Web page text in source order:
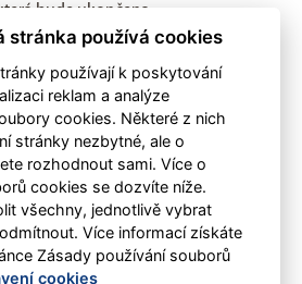
bude ukončena
den
května mohli opět
děti oslavit svůj
stránka používá cookies
používají k poskytování
reklam a analýze
cookies. Některé z nich
stránky nezbytné, ale o
rozhodnout sami. Více o
cookies se dozvíte níže.
všechny, jednotlivě vybrat
Více informací získáte
Zásady používání souborů
cookies